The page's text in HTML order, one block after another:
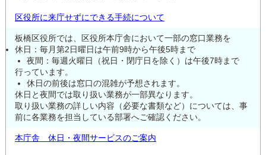
区役所に来庁せずにできる手続について
板橋区役所では、区役所本庁舎において一部の窓口業務を
休日：毎月第2日曜日は午前9時から午後5時まで
夜間：毎週火曜日（祝日・閉庁日を除く）は午後7時まで
行っています。
休日の前後は窓口の混雑が予想されます。
休日と夜間では取り扱い業務が一部異なります。
取り扱い業務の詳しい内容（必要な書類など）については、事
前に各業務を担当している部署へご確認ください。
本庁舎 休日・夜間サービスのご案内